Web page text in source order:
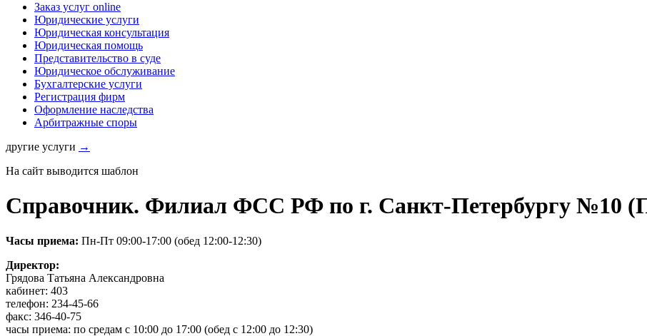
Заказ услуг online
Юридические услуги
Юридическая консультация
Юридическая помощь
Представительство в суде
Юридическое обслуживание
Бухгалтерские услуги
Регистрация фирм
Оформление наследства
Арбитражные споры
другие услуги →
На сайт выводится шаблон
Справочник. Филиал ФСС РФ по г. Санкт-Петербургу №10
Часы приема: Пн-Пт 09:00-17:00 (обед 12:00-12:30)
Директор:
Грядова Татьяна Александровна
кабинет: 403
телефон: 234-45-66
факс: 346-40-75
часы приема: по средам с 10:00 до 17:00 (обед с 12:00 до 12:30)